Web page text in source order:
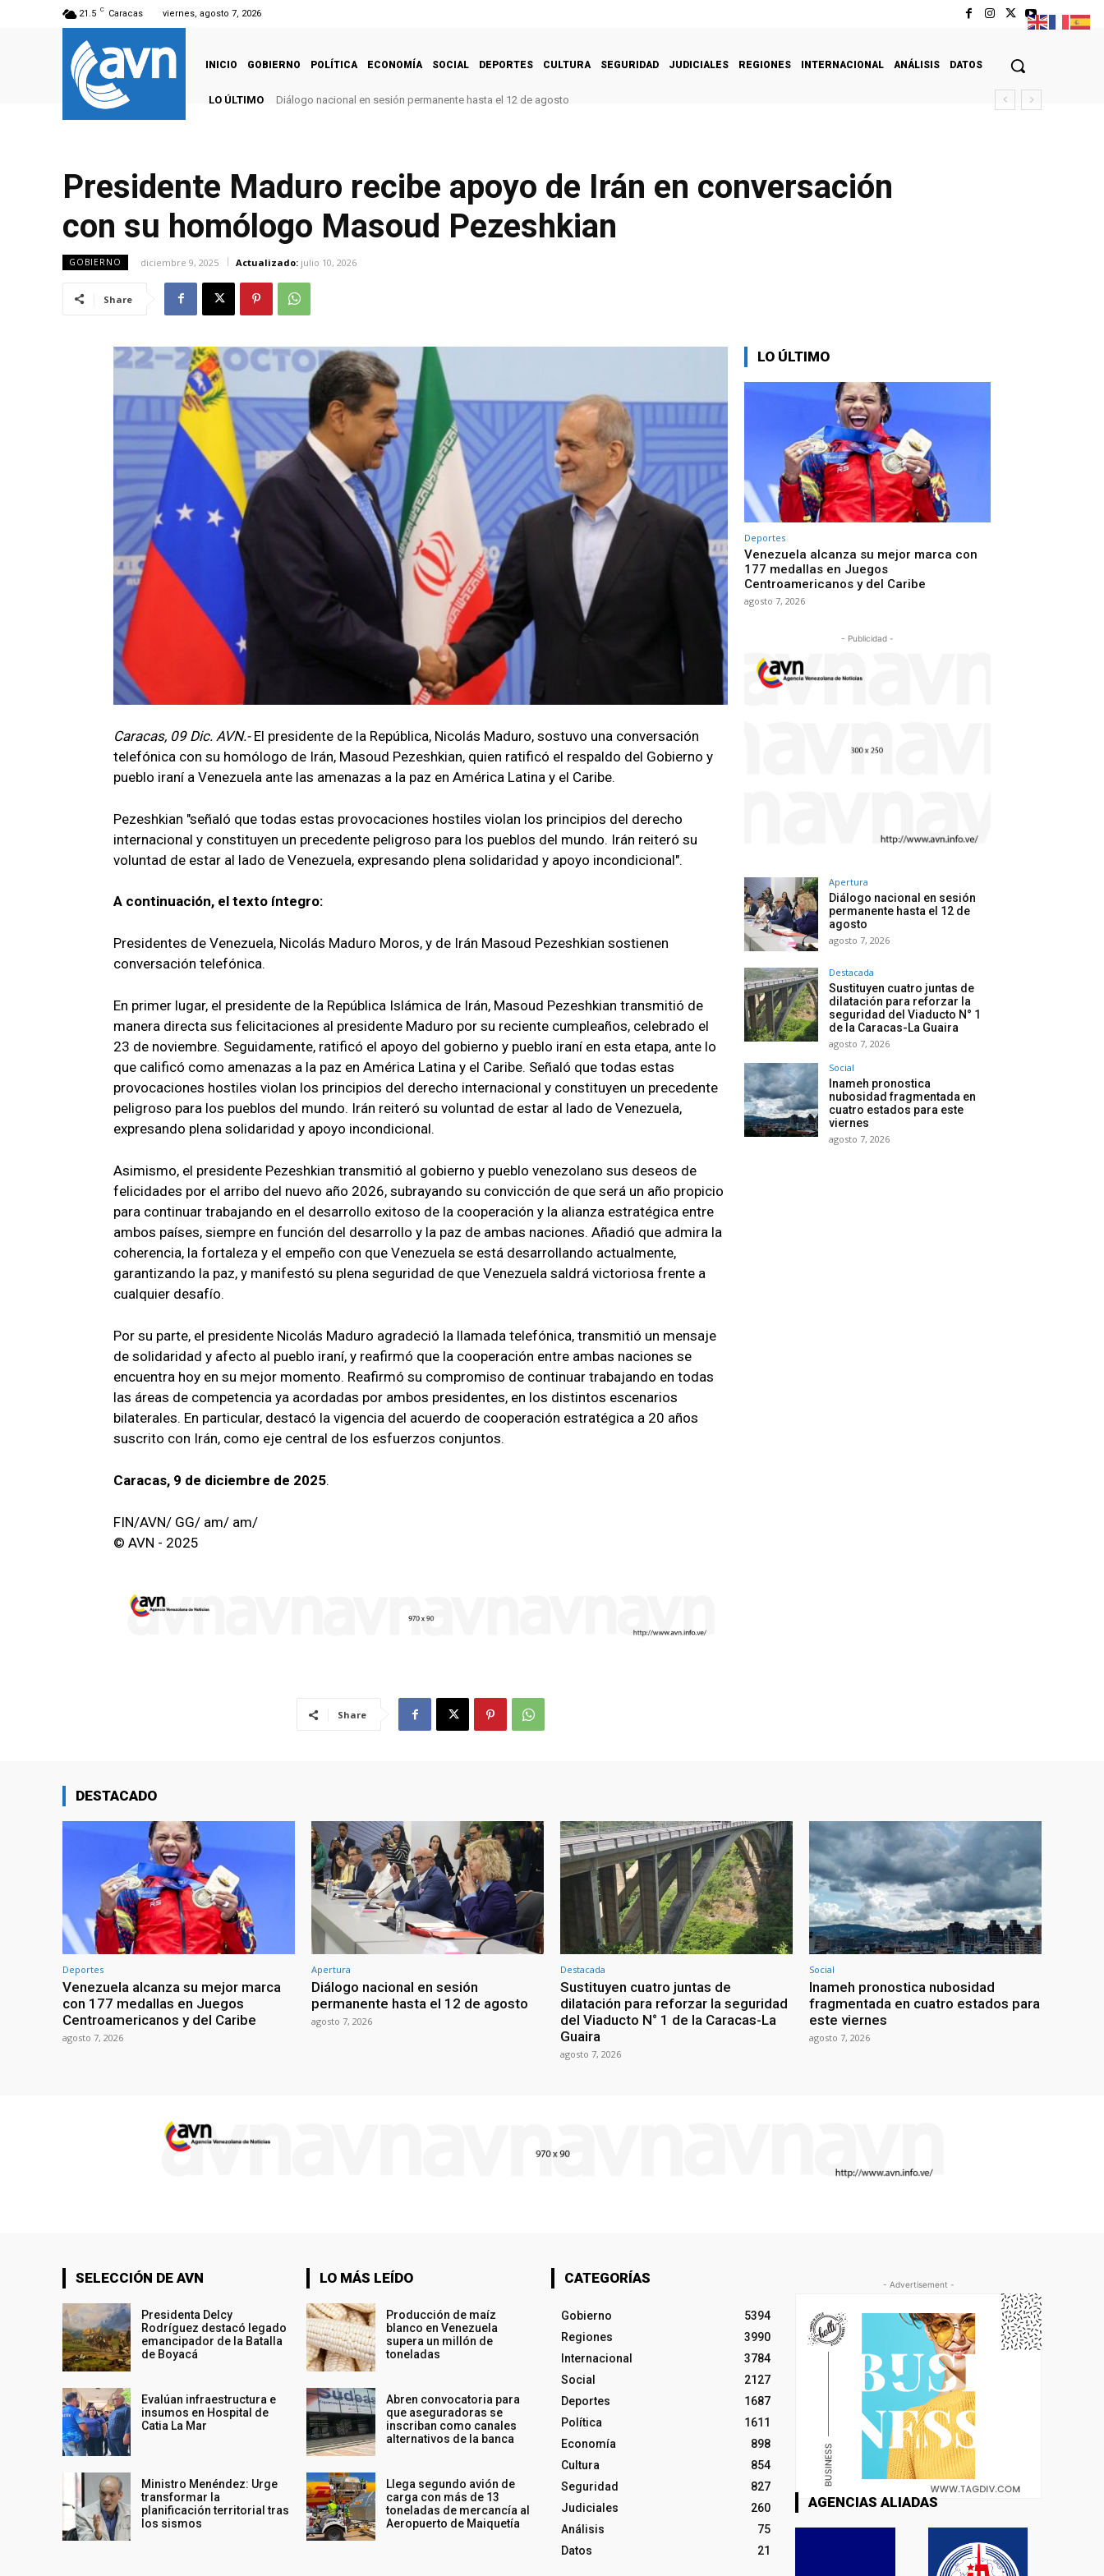
21.5 C Caracas viernes, agosto 7, 2026
INICIO GOBIERNO POLÍTICA ECONOMÍA SOCIAL DEPORTES CULTURA SEGURIDAD JUDICIALES REGIONES INTERNACIONAL ANÁLISIS DATOS
LO ÚLTIMO Diálogo nacional en sesión permanente hasta el 12 de agosto
Presidente Maduro recibe apoyo de Irán en conversación
con su homólogo Masoud Pezeshkian
GOBIERNO diciembre 9, 2025 Actualizado: julio 10, 2026
Share
Caracas, 09 Dic. AVN.- El presidente de la República, Nicolás Maduro, sostuvo una conversación
telefónica con su homólogo de Irán, Masoud Pezeshkian, quien ratificó el respaldo del Gobierno y
pueblo iraní a Venezuela ante las amenazas a la paz en América Latina y el Caribe.
Pezeshkian "señaló que todas estas provocaciones hostiles violan los principios del derecho
internacional y constituyen un precedente peligroso para los pueblos del mundo. Irán reiteró su
voluntad de estar al lado de Venezuela, expresando plena solidaridad y apoyo incondicional".
A continuación, el texto íntegro:
Presidentes de Venezuela, Nicolás Maduro Moros, y de Irán Masoud Pezeshkian sostienen
conversación telefónica.
En primer lugar, el presidente de la República Islámica de Irán, Masoud Pezeshkian transmitió de
manera directa sus felicitaciones al presidente Maduro por su reciente cumpleaños, celebrado el
23 de noviembre. Seguidamente, ratificó el apoyo del gobierno y pueblo iraní en esta etapa, ante lo
que calificó como amenazas a la paz en América Latina y el Caribe. Señaló que todas estas
provocaciones hostiles violan los principios del derecho internacional y constituyen un precedente
peligroso para los pueblos del mundo. Irán reiteró su voluntad de estar al lado de Venezuela,
expresando plena solidaridad y apoyo incondicional.
Asimismo, el presidente Pezeshkian transmitió al gobierno y pueblo venezolano sus deseos de
felicidades por el arribo del nuevo año 2026, subrayando su convicción de que será un año propicio
para continuar trabajando en el desarrollo exitoso de la cooperación y la alianza estratégica entre
ambos países, siempre en función del desarrollo y la paz de ambas naciones. Añadió que admira la
coherencia, la fortaleza y el empeño con que Venezuela se está desarrollando actualmente,
garantizando la paz, y manifestó su plena seguridad de que Venezuela saldrá victoriosa frente a
cualquier desafío.
Por su parte, el presidente Nicolás Maduro agradeció la llamada telefónica, transmitió un mensaje
de solidaridad y afecto al pueblo iraní, y reafirmó que la cooperación entre ambas naciones se
encuentra hoy en su mejor momento. Reafirmó su compromiso de continuar trabajando en todas
las áreas de competencia ya acordadas por ambos presidentes, en los distintos escenarios
bilaterales. En particular, destacó la vigencia del acuerdo de cooperación estratégica a 20 años
suscrito con Irán, como eje central de los esfuerzos conjuntos.
Caracas, 9 de diciembre de 2025.
FIN/AVN/ GG/ am/ am/
© AVN - 2025
Share
LO ÚLTIMO
Deportes
Venezuela alcanza su mejor marca con
177 medallas en Juegos
Centroamericanos y del Caribe
agosto 7, 2026
- Publicidad -
Apertura
Diálogo nacional en sesión
permanente hasta el 12 de
agosto
agosto 7, 2026
Destacada
Sustituyen cuatro juntas de
dilatación para reforzar la
seguridad del Viaducto N° 1
de la Caracas-La Guaira
agosto 7, 2026
Social
Inameh pronostica
nubosidad fragmentada en
cuatro estados para este
viernes
agosto 7, 2026
DESTACADO
Deportes
Venezuela alcanza su mejor marca
con 177 medallas en Juegos
Centroamericanos y del Caribe
agosto 7, 2026
Apertura
Diálogo nacional en sesión
permanente hasta el 12 de agosto
agosto 7, 2026
Destacada
Sustituyen cuatro juntas de
dilatación para reforzar la seguridad
del Viaducto N° 1 de la Caracas-La
Guaira
agosto 7, 2026
Social
Inameh pronostica nubosidad
fragmentada en cuatro estados para
este viernes
agosto 7, 2026
SELECCIÓN DE AVN
Presidenta Delcy
Rodríguez destacó legado
emancipador de la Batalla
de Boyacá
Evalúan infraestructura e
insumos en Hospital de
Catia La Mar
Ministro Menéndez: Urge
transformar la
planificación territorial tras
los sismos
LO MÁS LEÍDO
Producción de maíz
blanco en Venezuela
supera un millón de
toneladas
Abren convocatoria para
que aseguradoras se
inscriban como canales
alternativos de la banca
Llega segundo avión de
carga con más de 13
toneladas de mercancía al
Aeropuerto de Maiquetía
CATEGORÍAS
Gobierno
5394
Regiones
3990
Internacional
3784
Social
2127
Deportes
1687
Política
1611
Economía
898
Cultura
854
Seguridad
827
Judiciales
260
Análisis
75
Datos
21
- Advertisement -
AGENCIAS ALIADAS